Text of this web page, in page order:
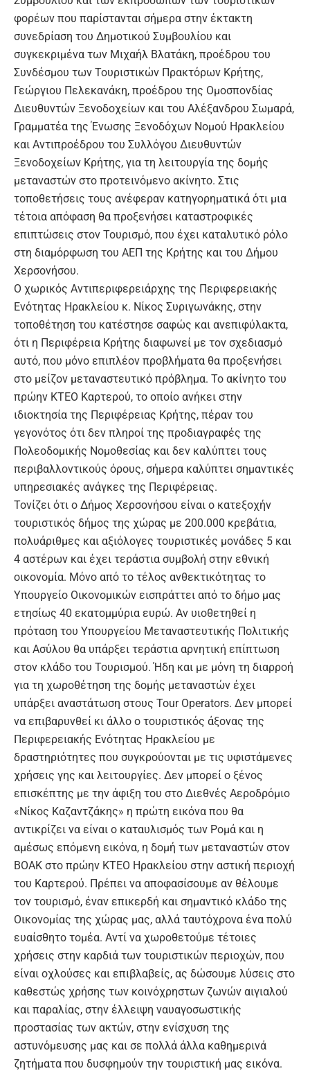
φορέων που παρίστανται σήμερα στην έκτακτη
συνεδρίαση του Δημοτικού Συμβουλίου και
συγκεκριμένα των Μιχαήλ Βλατάκη, προέδρου του
Συνδέσμου των Τουριστικών Πρακτόρων Κρήτης,
Γεώργιου Πελεκανάκη, προέδρου της Ομοσπονδίας
Διευθυντών Ξενοδοχείων και του Αλέξανδρου Σωμαρά,
Γραμματέα της Ένωσης Ξενοδόχων Νομού Ηρακλείου
και Αντιπροέδρου του Συλλόγου Διευθυντών
Ξενοδοχείων Κρήτης, για τη λειτουργία της δομής
μεταναστών στο προτεινόμενο ακίνητο. Στις
τοποθετήσεις τους ανέφεραν κατηγορηματικά ότι μια
τέτοια απόφαση θα προξενήσει καταστροφικές
επιπτώσεις στον Τουρισμό, που έχει καταλυτικό ρόλο
στη διαμόρφωση του ΑΕΠ της Κρήτης και του Δήμου
Χερσονήσου.
Ο χωρικός Αντιπεριφερειάρχης της Περιφερειακής
Ενότητας Ηρακλείου κ. Νίκος Συριγωνάκης, στην
τοποθέτηση του κατέστησε σαφώς και ανεπιφύλακτα,
ότι η Περιφέρεια Κρήτης διαφωνεί με τον σχεδιασμό
αυτό, που μόνο επιπλέον προβλήματα θα προξενήσει
στο μείζον μεταναστευτικό πρόβλημα. Το ακίνητο του
πρώην ΚΤΕΟ Καρτερού, το οποίο ανήκει στην
ιδιοκτησία της Περιφέρειας Κρήτης, πέραν του
γεγονότος ότι δεν πληροί της προδιαγραφές της
Πολεοδομικής Νομοθεσίας και δεν καλύπτει τους
περιβαλλοντικούς όρους, σήμερα καλύπτει σημαντικές
υπηρεσιακές ανάγκες της Περιφέρειας.
Τονίζει ότι ο Δήμος Χερσονήσου είναι ο κατεξοχήν
τουριστικός δήμος της χώρας με 200.000 κρεβάτια,
πολυάριθμες και αξιόλογες τουριστικές μονάδες 5 και
4 αστέρων και έχει τεράστια συμβολή στην εθνική
οικονομία. Μόνο από το τέλος ανθεκτικότητας το
Υπουργείο Οικονομικών εισπράττει από το δήμο μας
ετησίως 40 εκατομμύρια ευρώ. Αν υιοθετηθεί η
πρόταση του Υπουργείου Μεταναστευτικής Πολιτικής
και Ασύλου θα υπάρξει τεράστια αρνητική επίπτωση
στον κλάδο του Τουρισμού. Ήδη και με μόνη τη διαρροή
για τη χωροθέτηση της δομής μεταναστών έχει
υπάρξει αναστάτωση στους Tour Operators. Δεν μπορεί
να επιβαρυνθεί κι άλλο ο τουριστικός άξονας της
Περιφερειακής Ενότητας Ηρακλείου με
δραστηριότητες που συγκρούονται με τις υφιστάμενες
χρήσεις γης και λειτουργίες. Δεν μπορεί ο ξένος
επισκέπτης με την άφιξη του στο Διεθνές Αεροδρόμιο
«Νίκος Καζαντζάκης» η πρώτη εικόνα που θα
αντικρίζει να είναι ο καταυλισμός των Ρομά και η
αμέσως επόμενη εικόνα, η δομή των μεταναστών στον
ΒΟΑΚ στο πρώην ΚΤΕΟ Ηρακλείου στην αστική περιοχή
του Καρτερού. Πρέπει να αποφασίσουμε αν θέλουμε
τον τουρισμό, έναν επικερδή και σημαντικό κλάδο της
Οικονομίας της χώρας μας, αλλά ταυτόχρονα ένα πολύ
ευαίσθητο τομέα. Αντί να χωροθετούμε τέτοιες
χρήσεις στην καρδιά των τουριστικών περιοχών, που
είναι οχλούσες και επιβλαβείς, ας δώσουμε λύσεις στο
καθεστώς χρήσης των κοινόχρηστων ζωνών αιγιαλού
και παραλίας, στην έλλειψη ναυαγοσωστικής
προστασίας των ακτών, στην ενίσχυση της
αστυνόμευσης μας και σε πολλά άλλα καθημερινά
ζητήματα που δυσφημούν την τουριστική μας εικόνα.